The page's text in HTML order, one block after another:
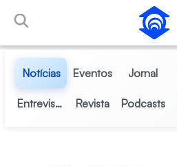
Pular para o Conteúdo principal
Notícias Eventos Jornal
Entrevistas Revista Podcasts